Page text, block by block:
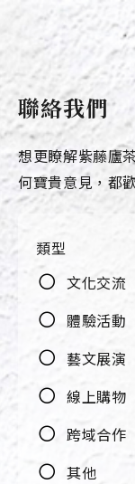
聯絡我們
想更瞭解紫藤廬
何寶貴意見，都
類型
文化交流
體驗活動
藝文展演
線上購物
跨域合作
其他